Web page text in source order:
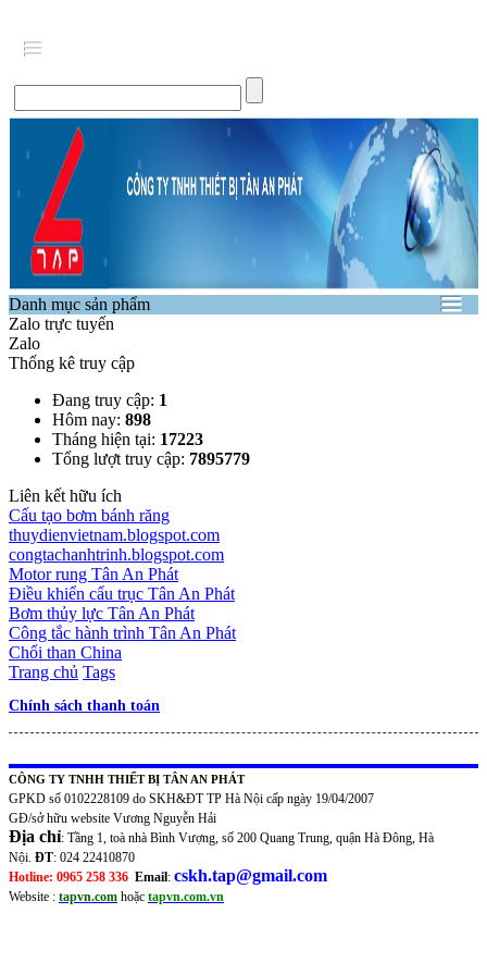
Danh mục sản phẩm
Zalo trực tuyến
Zalo
Thống kê truy cập
Đang truy cập: 1
Hôm nay: 898
Tháng hiện tại: 17223
Tổng lượt truy cập: 7895779
Liên kết hữu ích
Cấu tạo bơm bánh răng
thuydienvietnam.blogspot.com
congtachanhtrinh.blogspot.com
Motor rung Tân An Phát
Điều khiển cẩu trục Tân An Phát
Bơm thủy lực Tân An Phát
Công tắc hành trình Tân An Phát
Chổi than China
Trang chủ Tags
Chính sách thanh toán
CÔNG TY TNHH THIẾT BỊ TÂN AN PHÁT
GPKD số 0102228109 do SKH&ĐT TP Hà Nội cấp ngày 19/04/2007
GĐ/sở hữu website Vương Nguyễn Hải
Địa chỉ: Tầng 1, toà nhà Bình Vượng, số 200 Quang Trung, quận Hà Đông, Hà
Nội. ĐT: 024 22410870
Hotline: 0965 258 336 Email: cskh.tap@gmail.com
Website : tapvn.com hoặc tapvn.com.vn